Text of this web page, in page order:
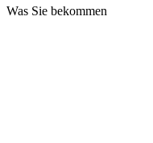
Was Sie bekommen